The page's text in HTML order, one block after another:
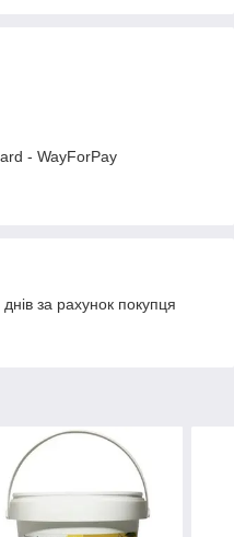
- WayForPay
за рахунок покупця